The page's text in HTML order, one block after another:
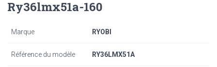
Ry36lmx51a-160
Marque RYOBI
Référence du modèle RY36LMX51A